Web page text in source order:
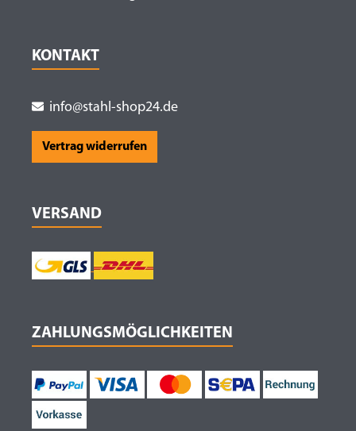
KONTAKT
info@stahl-shop24.de
Vertrag widerrufen
VERSAND
ZAHLUNGSMÖGLICHKEITEN